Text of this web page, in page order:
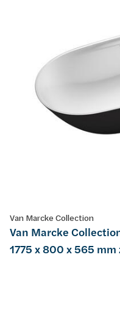
Van Marcke Collection
Van Marcke
1775 x 800 x 565